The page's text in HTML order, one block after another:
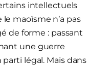
intellectuels
maoïsme n’a pas
de forme : passant
une guerre
légal. Mais dans